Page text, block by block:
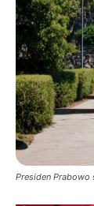
Presiden Prabowo